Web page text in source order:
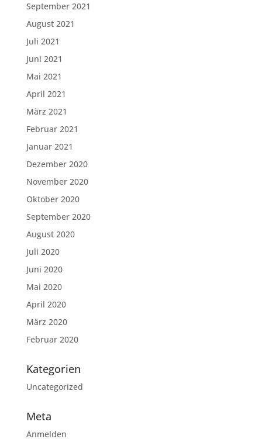
September 2021
August 2021
Juli 2021
Juni 2021
Mai 2021
April 2021
März 2021
Februar 2021
Januar 2021
Dezember 2020
November 2020
Oktober 2020
September 2020
August 2020
Juli 2020
Juni 2020
Mai 2020
April 2020
März 2020
Februar 2020
Kategorien
Uncategorized
Meta
Anmelden